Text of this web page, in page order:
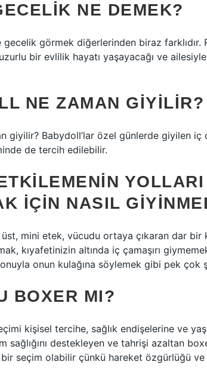
NE DEMEK?
gecelik görmek diğerlerinden biraz farklıdır.
bir evlilik hayatı yaşayacağı ve
NE ZAMAN GIYILIR?
giyilir? Babydoll’lar özel günlerde giyilen iç
de tercih edilebilir.
IÇIN NASIL
mini etek, vücudu ortaya çıkaran dar bir
kıyafetinizin altında iç çamaşırı
onun kulağına söylemek gibi pek çok
BOXER MI?
kişisel tercihe, sağlık endişelerine ve
sağlığını destekleyen ve tahrişi azaltan
seçim olabilir çünkü hareket özgürlüğü